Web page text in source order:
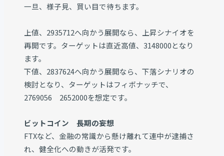
一旦、様子見、買い目で待ちます。
上値、2935712へ向かう展開なら、上昇シナイオを
再開です。ターゲットは直近高値、3148000となり
ます。
下値、2837624へ向かう展開なら、下落シナリオの
検討となり、ターゲットはフィボナッチで、
2769056 2652000を想定です。
ビットコイン 長期の妄想
FTXなど、金融の常識から懸け離れて連中が逮捕さ
れ、健全化への動きが活発です。